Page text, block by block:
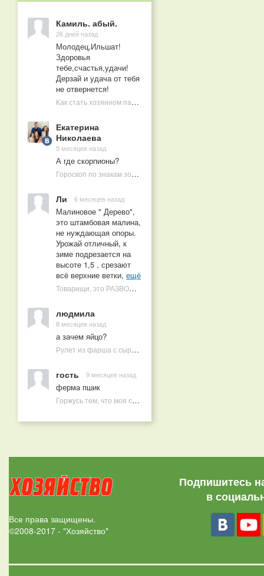
Камиль. абый.
26 дней назад
Молодец,Ильшат!
Здоровья
тебе,счастья,удачи!
Дерзай и удача от тебя
не отвернется!
Как стать хозяином пасеки в 10 лет
Екатерина
Николаева
5 месяцев назад
А где скорпионы?
Гороскоп по знакам зодиака на 2026 год
Ли 6 месяцев назад
Малиновое " Дерево",
это штамбовая малина,
не нуждающая опоры.
Урожай отличный, к
зиме подрезается на
высоте 1,5 , срезают
всё верхние ветки, ещё
Товарищи, это РАЗВОД! Почему малиновых деревьев не бывает, или Как ушлые продавцы наживаются на мечтах садоводов
людмила
8 месяцев назад
а зачем яйцо?
Рулет из фарша с сыром в духовке
гость 9 месяцев назад
ферма пшик
Горжусь тем, что моя семья круглый год не нуждается в покупных витаминах
Все права защищены.
©2008-2017 - "Хозяйство"
Подпишитесь
в